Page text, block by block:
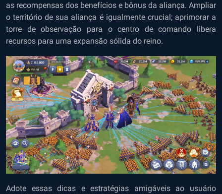
as recompensas dos benefícios e bônus da aliança. Ampliar
o território de sua aliança é igualmente crucial; aprimorar a
torre de observação para o centro de comando libera
recursos para uma expansão sólida do reino.
Adote essas dicas e estratégias amigáveis ao usuário